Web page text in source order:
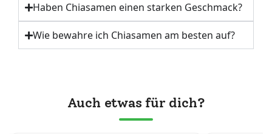
Haben Chiasamen einen starken Geschmack?
Wie bewahre ich Chiasamen am besten auf?
Auch etwas für dich?